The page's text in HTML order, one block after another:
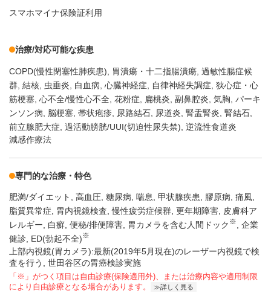
スマホマイナ保険証利用
治療/対応可能な疾患
COPD(慢性閉塞性肺疾患) 胃潰瘍・十二指腸潰瘍 過敏性腸症候
群 結核 虫垂炎 白血病 心臓神経症 自律神経失調症 狭心症・心
筋梗塞 心不全/慢性心不全 花粉症 扁桃炎 副鼻腔炎 気胸 パーキ
ンソン病
脳梗塞 帯状疱疹 尿路結石 尿道炎 腎盂腎炎 腎結石
前立腺肥大症 過活動膀胱/UUI(切迫性尿失禁) 逆流性食道炎
減感作療法
専門的な治療・特色
肥満/ダイエット 高血圧 糖尿病 喘息 甲状腺疾患 膠原病 痛風
脂質異常症
胃内視鏡検査 慢性疲労症候群 更年期障害
皮膚科ア
レルギー
白癬 便秘/排便障害 胃カメラを含む人間ドック ※
企業
健診 ED(勃起不全)※
上部内視鏡(胃カメラ):最新(2019年5月現在)のレーザー内視鏡で検
査を行う, 世田谷区の胃癌検診実施
「※」がつく項目は自由診療(保険適用外)、または治療内容や適用制限
により自由診療となる場合があります。
詳しく見る